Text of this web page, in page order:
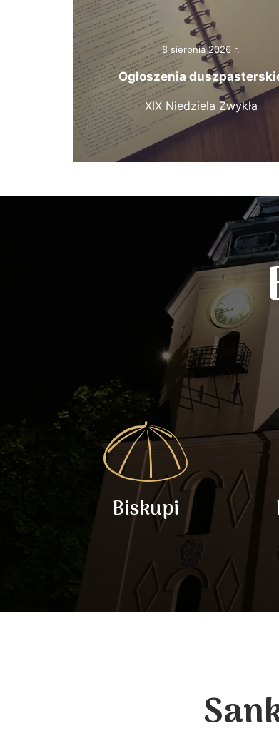
8 sierpnia 2026 r.
Ogłoszenia
XIX Niedziela Zwykła
Biskupi